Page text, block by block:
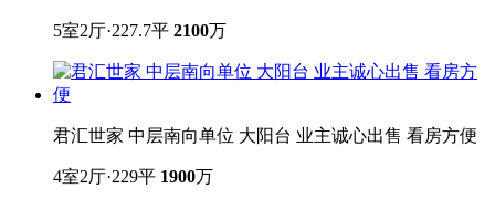
5室2厅·227.7平 2100万
君汇世家 中层南向单位 大阳台 业主诚心出售 看房方便
4室2厅·229平 1900万